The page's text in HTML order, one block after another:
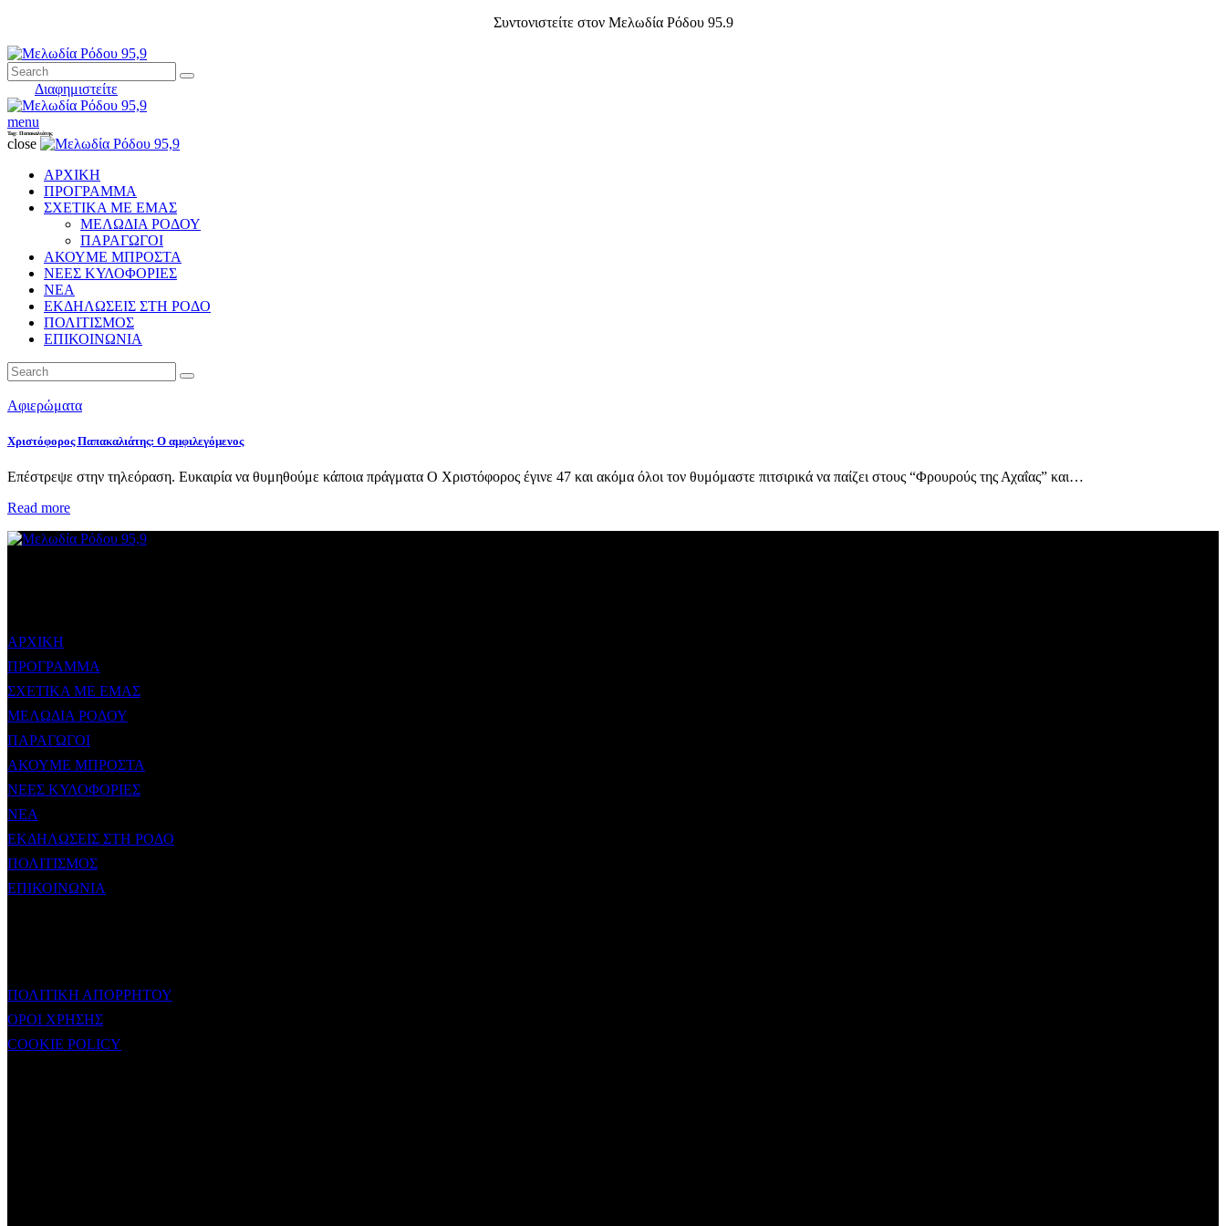
Συντονιστείτε στον Μελωδία Ρόδου 95.9
Διαφημιστείτε
menu
Tag: Παπακαλιάτης
close
ΑΡΧΙΚΗ
ΠΡΟΓΡΑΜΜΑ
ΣΧΕΤΙΚΑ ΜΕ ΕΜΑΣ
ΜΕΛΩΔΙΑ ΡΟΔΟΥ
ΠΑΡΑΓΩΓΟΙ
ΑΚΟΥΜΕ ΜΠΡΟΣΤΑ
ΝΕΕΣ ΚΥΛΟΦΟΡΙΕΣ
ΝΕΑ
ΕΚΔΗΛΩΣΕΙΣ ΣΤΗ ΡΟΔΟ
ΠΟΛΙΤΙΣΜΟΣ
ΕΠΙΚΟΙΝΩΝΙΑ
Αφιερώματα
Χριστόφορος Παπακαλιάτης: Ο αμφιλεγόμενος
Επέστρεψε στην τηλεόραση. Ευκαιρία να θυμηθούμε κάποια πράγματα Ο Χριστόφορος έγινε 47 και ακόμα όλοι τον θυμόμαστε πιτσιρικά να παίζει στους “Φρουρούς της Αχαΐας” και…
Read more
ΑΡΧΙΚΗ
ΠΡΟΓΡΑΜΜΑ
ΣΧΕΤΙΚΑ ΜΕ ΕΜΑΣ
ΜΕΛΩΔΙΑ ΡΟΔΟΥ
ΠΑΡΑΓΩΓΟΙ
ΑΚΟΥΜΕ ΜΠΡΟΣΤΑ
ΝΕΕΣ ΚΥΛΟΦΟΡΙΕΣ
ΝΕΑ
ΕΚΔΗΛΩΣΕΙΣ ΣΤΗ ΡΟΔΟ
ΠΟΛΙΤΙΣΜΟΣ
ΕΠΙΚΟΙΝΩΝΙΑ
ΠΟΛΙΤΙΚΗ ΑΠΟΡΡΗΤΟΥ
ΟΡΟΙ ΧΡΗΣΗΣ
COOKIE POLICY